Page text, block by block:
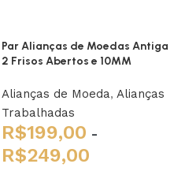
Par Alianças de Moedas Antiga
2 Frisos Abertos e 10MM
Alianças de Moeda, Alianças
Trabalhadas
R$199,00 -
R$249,00